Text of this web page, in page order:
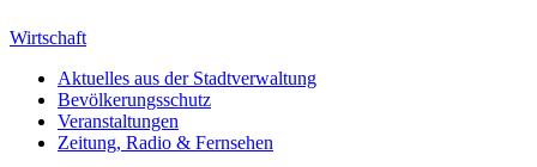
Wirtschaft
Aktuelles aus der Stadtverwaltung
Bevölkerungsschutz
Veranstaltungen
Zeitung, Radio & Fernsehen